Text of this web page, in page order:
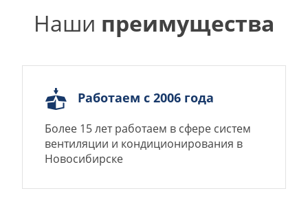
Наши преимущества
Работаем с 2006 года
Более 15 лет работаем в сфере систем
вентиляции и кондиционирования в
Новосибирске